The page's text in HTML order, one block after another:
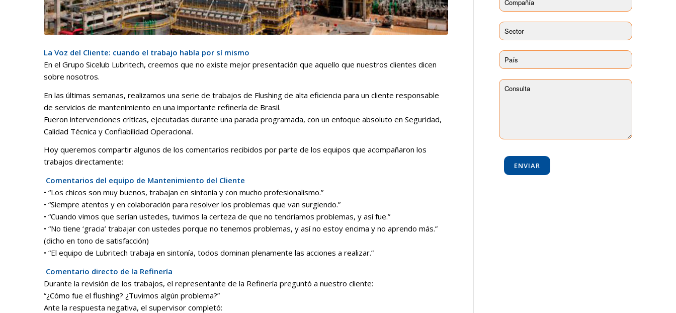
La Voz del Cliente: cuando el trabajo habla por sí mismo
En el Grupo Sicelub Lubritech, creemos que no existe mejor presentación que aquello que nuestros clientes dicen
sobre nosotros.
En las últimas semanas, realizamos una serie de trabajos de Flushing de alta eficiencia para un cliente responsable
de servicios de mantenimiento en una importante refinería de Brasil.
Fueron intervenciones críticas, ejecutadas durante una parada programada, con un enfoque absoluto en Seguridad,
Calidad Técnica y Confiabilidad Operacional.
Hoy queremos compartir algunos de los comentarios recibidos por parte de los equipos que acompañaron los
trabajos directamente:
Comentarios del equipo de Mantenimiento del Cliente
• “Los chicos son muy buenos, trabajan en sintonía y con mucho profesionalismo.”
• “Siempre atentos y en colaboración para resolver los problemas que van surgiendo.”
• “Cuando vimos que serían ustedes, tuvimos la certeza de que no tendríamos problemas, y así fue.”
• “No tiene ‘gracia’ trabajar con ustedes porque no tenemos problemas, y así no estoy encima y no aprendo más.”
(dicho en tono de satisfacción)
• “El equipo de Lubritech trabaja en sintonía, todos dominan plenamente las acciones a realizar.”
Comentario directo de la Refinería
Durante la revisión de los trabajos, el representante de la Refinería preguntó a nuestro cliente:
“¿Cómo fue el flushing? ¿Tuvimos algún problema?”
Ante la respuesta negativa, el supervisor completó: